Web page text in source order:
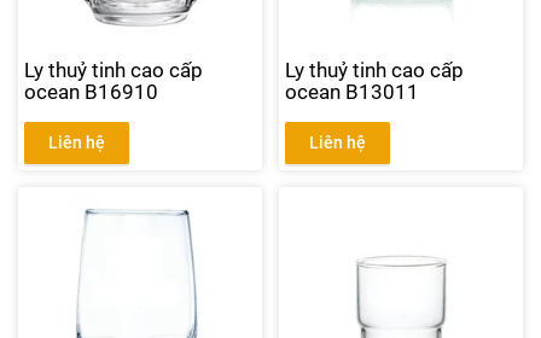
Ly thuỷ tinh cao cấp
ocean B16910
Liên hệ
Ly thuỷ tinh cao cấp
ocean B13011
Liên hệ